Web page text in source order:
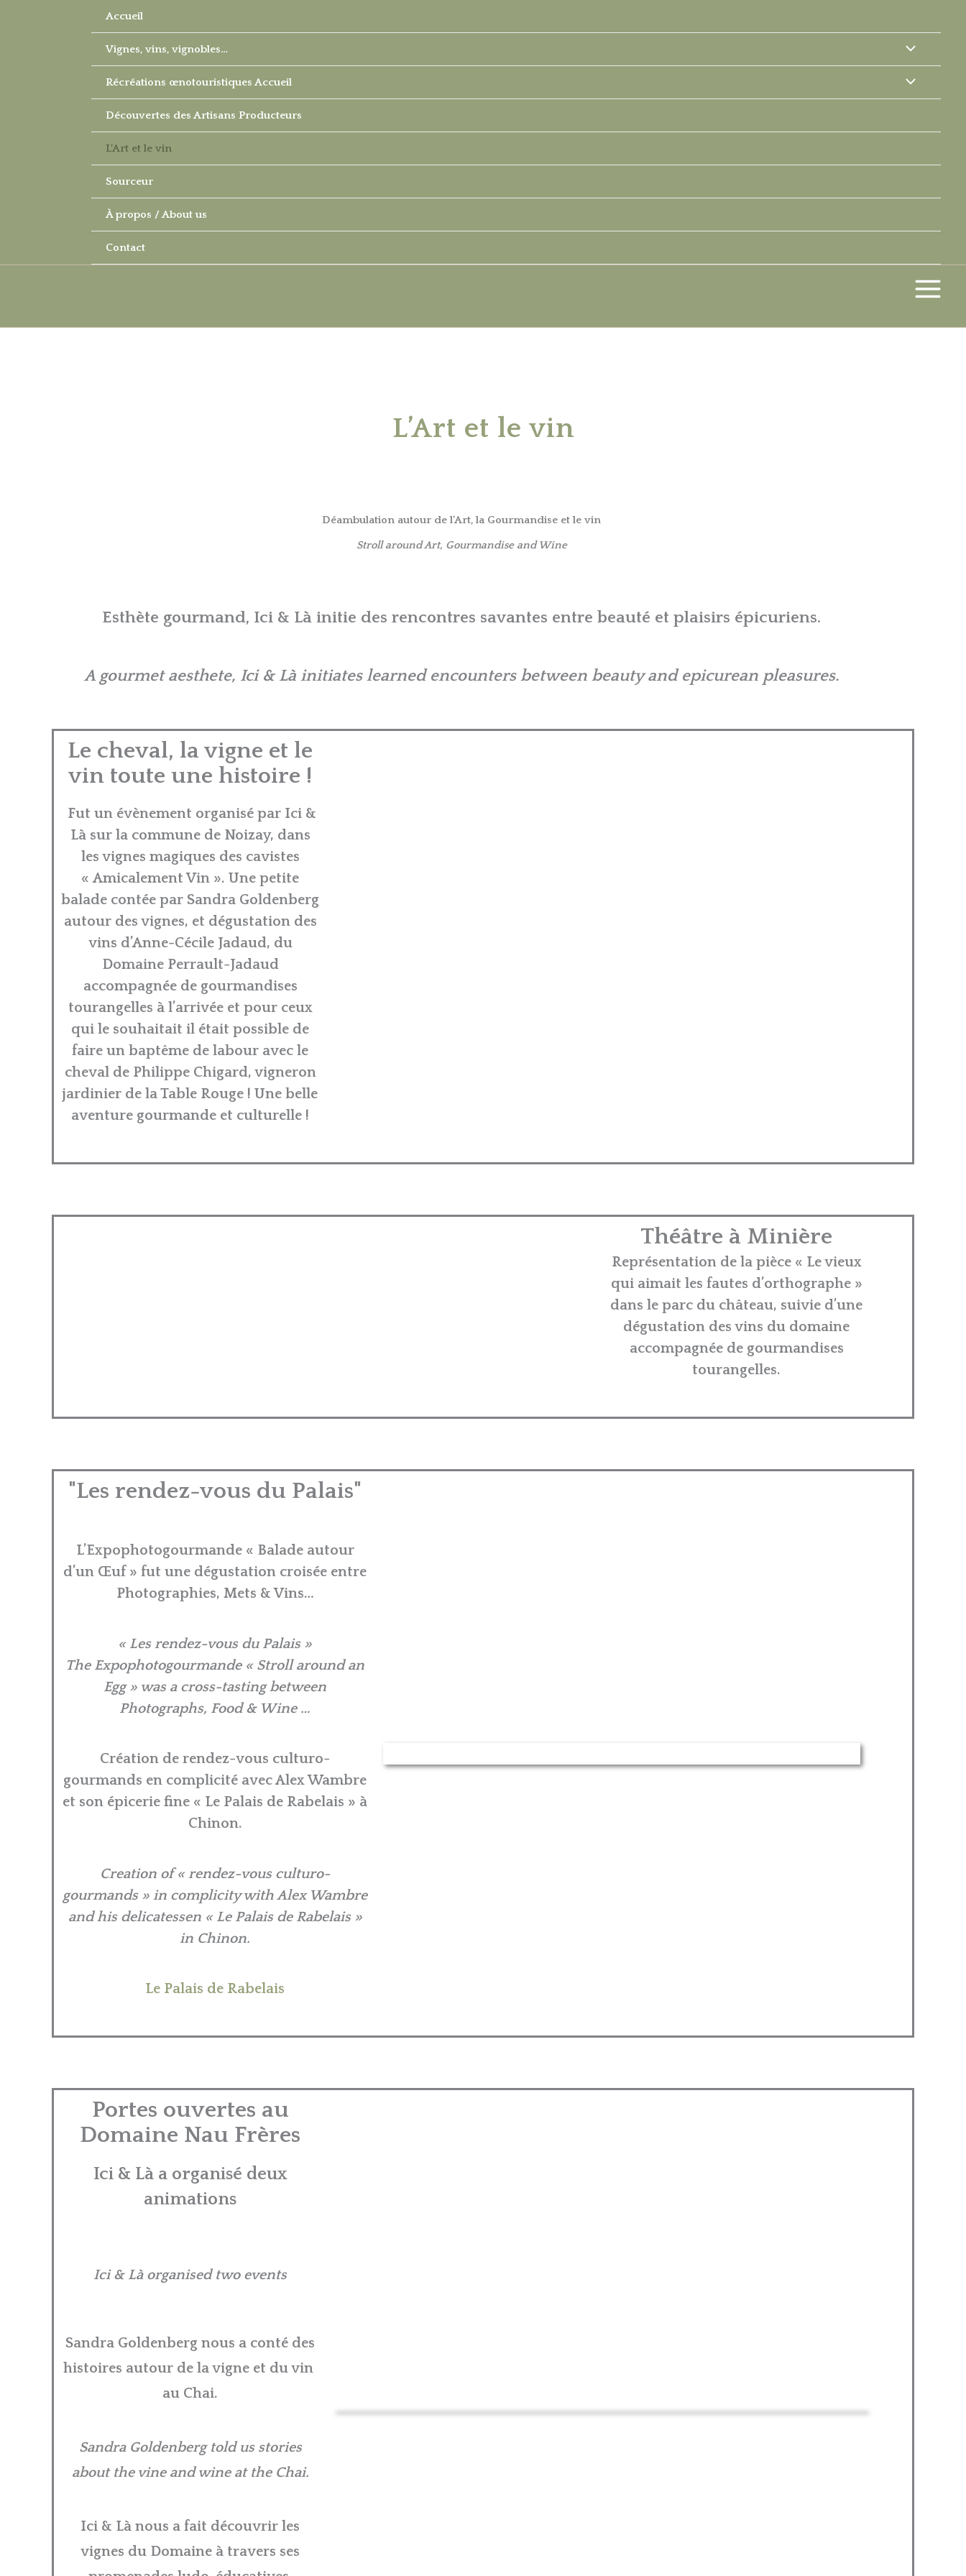
Accueil
Vignes, vins, vignobles…
Récréations œnotouristiques Accueil
Découvertes des Artisans Producteurs
L’Art et le vin
Sourceur
À propos / About us
Contact
L’Art et le vin
Déambulation autour de l’Art, la Gourmandise et le vin
Stroll around Art, Gourmandise and Wine
Esthète gourmand, Ici & Là initie des rencontres savantes entre beauté et plaisirs épicuriens.
A gourmet aesthete, Ici & Là initiates learned encounters between beauty and epicurean pleasures.
Le cheval, la vigne et le
vin toute une histoire !
Fut un évènement organisé par Ici &
Là sur la commune de Noizay, dans
les vignes magiques des cavistes
« Amicalement Vin ». Une petite
balade contée par Sandra Goldenberg
autour des vignes, et dégustation des
vins d’Anne-Cécile Jadaud, du
Domaine Perrault-Jadaud
accompagnée de gourmandises
tourangelles à l’arrivée et pour ceux
qui le souhaitait il était possible de
faire un baptême de labour avec le
cheval de Philippe Chigard, vigneron
jardinier de la Table Rouge ! Une belle
aventure gourmande et culturelle !
Théâtre à Minière
Représentation de la pièce « Le vieux
qui aimait les fautes d’orthographe »
dans le parc du château, suivie d’une
dégustation des vins du domaine
accompagnée de gourmandises
tourangelles.
"Les rendez-vous du Palais"
L’Expophotogourmande « Balade autour
d’un Œuf » fut une dégustation croisée entre
Photographies, Mets & Vins…
« Les rendez-vous du Palais »
The Expophotogourmande « Stroll around an
Egg » was a cross-tasting between
Photographs, Food & Wine …
Création de rendez-vous culturo-
gourmands en complicité avec Alex Wambre
et son épicerie fine « Le Palais de Rabelais » à
Chinon.
Creation of « rendez-vous culturo-
gourmands » in complicity with Alex Wambre
and his delicatessen « Le Palais de Rabelais »
in Chinon.
Le Palais de Rabelais
Portes ouvertes au
Domaine Nau Frères
Ici & Là a organisé deux
animations
Ici & Là organised two events
Sandra Goldenberg nous a conté des
histoires autour de la vigne et du vin
au Chai.
Sandra Goldenberg told us stories
about the vine and wine at the Chai.
Ici & Là nous a fait découvrir les
vignes du Domaine à travers ses